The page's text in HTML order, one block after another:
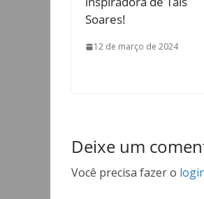
Soares!
12 de março de 2024
Deixe um
Você precisa fazer o